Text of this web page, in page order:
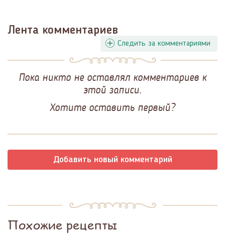
Лента комментариев
Следить за комментариями
Пока никто не оставлял комментариев к
этой записи.
Хотите оставить первый?
Добавить новый комментарий
Похожие рецепты